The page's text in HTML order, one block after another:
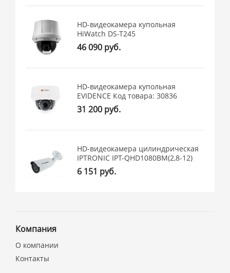
HD-видеокамера купольная
HiWatch DS-T245
46 090 руб.
HD-видеокамера купольная
EVIDENCE Код товара: 30836
31 200 руб.
HD-видеокамера цилиндрическая
IPTRONIC IPT-QHD1080BM(2,8-12)
6 151 руб.
Компания
О компании
Контакты